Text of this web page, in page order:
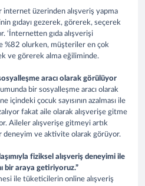
üzerinden alışveriş yapma
gıdayı gezerek, görerek, seçerek
‘İnternetten gıda alışverişi
%82 olurken, müşteriler en çok
ve görerek alma eğiliminde.
aracı olarak görülüyor
bir sosyalleşme aracı olarak
içindeki çocuk sayısının azalması ile
fakat aile olarak alışverişe gitme
Aileler alışverişe gitmeyi artık
deneyim ve aktivite olarak görüyor.
fiziksel alışveriş deneyimi ile
bir araya getiriyoruz.”
ile tüketicilerin online alışveriş